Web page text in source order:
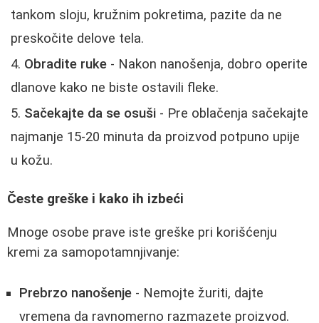
tankom sloju, kružnim pokretima, pazite da ne
preskočite delove tela.
Obradite ruke - Nakon nanošenja, dobro operite
dlanove kako ne biste ostavili fleke.
Sačekajte da se osuši - Pre oblačenja sačekajte
najmanje 15-20 minuta da proizvod potpuno upije
u kožu.
Česte greške i kako ih izbeći
Mnoge osobe prave iste greške pri korišćenju
kremi za samopotamnjivanje:
Prebrzo nanošenje - Nemojte žuriti, dajte
vremena da ravnomerno razmazete proizvod.